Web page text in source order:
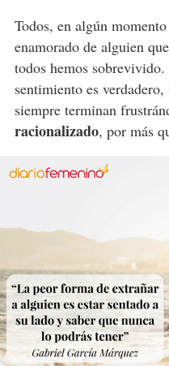
Todos, en algún
enamorado de alguien
todos hemos
sentimiento es
siempre terminan
racionalizado, por más